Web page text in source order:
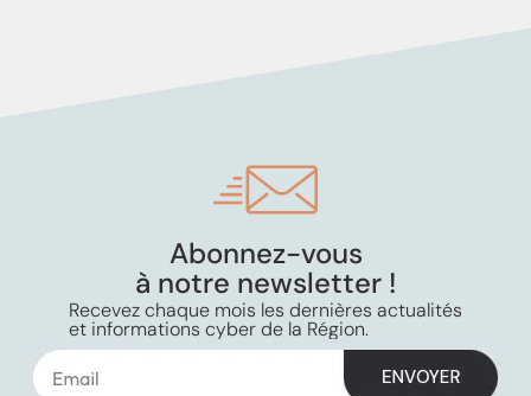
Abonnez-vous
à notre newsletter !
Recevez chaque mois les dernières actualités
et informations cyber de la Région.